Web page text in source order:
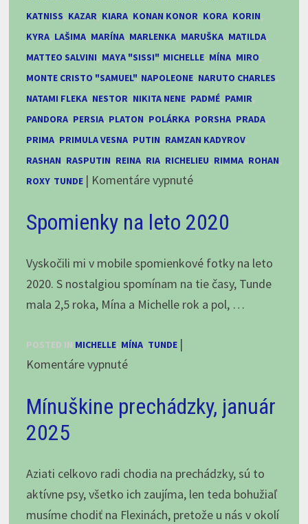
KATNISS, KAZAR, KIARA, KONAN KONOR, KORA, KORIN,
KYRA, LAŠIMA, MARÍNA, MARLENKA, MARUŠKA, MATILDA,
MATTEO SALVINI, MAYA "SISSI", MICHELLE, MÍNA, MIRO,
MONTE CRISTO "SAMUEL", NAPOLEONE, NARUTO CHARLES,
NATAMI FLEKA, NESTOR, NIKITA NENE, PADMÉ, PAMIR,
PANDORA, PERSIA, PLATON, POLÁRKA, PORSHA, PRADA,
PRIMA, PRIMULA VESNA, PUTIN, RAMZAN KADYROV,
RASHAN, RASPUTIN, REINA, RIA, RICHELIEU, RIMMA, ROHAN,
ROXY, TUNDE | Komentáre vypnuténa
dva,
FIGHT!
alebo
Čo
nepovedia,
Spomienky na leto 2020
Vyskočili mi v mobile spomienkové fotky na leto
2020. S nostalgiou spomínam na tie časy, Tunde
mala 2,5 roka, Mína a Michelle rok a pol, …
POSTED IN MICHELLE, MÍNA, TUNDE |
Komentáre vypnuténa
na
Mínuškine prechádzky, január
2025
Aziati celkovo radi chodia na prechádzky, sú to
aktívne psy, všetko ich zaujíma, len teda bohužiaľ
musíme chodiť na Flexinách, pretože u nás v okolí